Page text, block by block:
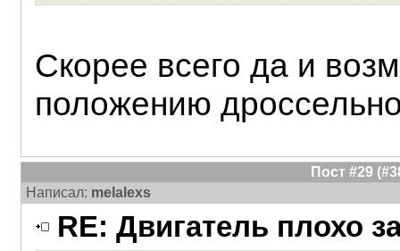
Скорее всего да и
положению
Пост #29
Написал: melalexs
RE: Двигатель плохо